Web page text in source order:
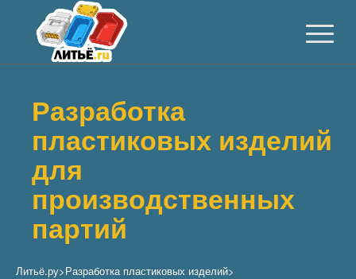
Разработка
пластиковых изделий
для
производственных
партий
Литьё.ру>Разработка пластиковых изделий>